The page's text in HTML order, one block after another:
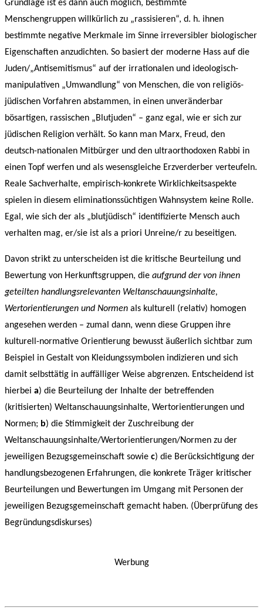
Grundlage ist es dann auch möglich, bestimmte
Menschengruppen willkürlich zu „rassisieren“, d. h. ihnen
bestimmte negative Merkmale im Sinne irreversibler biologischer
Eigenschaften anzudichten. So basiert der moderne Hass auf die
Juden/„Antisemitismus“ auf der irrationalen und ideologisch-
manipulativen „Umwandlung“ von Menschen, die von religiös-
jüdischen Vorfahren abstammen, in einen unveränderbar
bösartigen, rassischen „Blutjuden“ – ganz egal, wie er sich zur
jüdischen Religion verhält. So kann man Marx, Freud, den
deutsch-nationalen Mitbürger und den ultraorthodoxen Rabbi in
einen Topf werfen und als wesensgleiche Erzverderber verteufeln.
Reale Sachverhalte, empirisch-konkrete Wirklichkeitsaspekte
spielen in diesem eliminationssüchtigen Wahnsystem keine Rolle.
Egal, wie sich der als „blutjüdisch“ identifizierte Mensch auch
verhalten mag, er/sie ist als a priori Unreine/r zu beseitigen.
Davon strikt zu unterscheiden ist die kritische Beurteilung und
Bewertung von Herkunftsgruppen, die aufgrund der von ihnen
geteilten handlungsrelevanten Weltanschauungsinhalte,
Wertorientierungen und Normen als kulturell (relativ) homogen
angesehen werden – zumal dann, wenn diese Gruppen ihre
kulturell-normative Orientierung bewusst äußerlich sichtbar zum
Beispiel in Gestalt von Kleidungssymbolen indizieren und sich
damit selbsttätig in auffälliger Weise abgrenzen. Entscheidend ist
hierbei a) die Beurteilung der Inhalte der betreffenden
(kritisierten) Weltanschauungsinhalte, Wertorientierungen und
Normen; b) die Stimmigkeit der Zuschreibung der
Weltanschauungsinhalte/Wertorientierungen/Normen zu der
jeweiligen Bezugsgemeinschaft sowie c) die Berücksichtigung der
handlungsbezogenen Erfahrungen, die konkrete Träger kritischer
Beurteilungen und Bewertungen im Umgang mit Personen der
jeweiligen Bezugsgemeinschaft gemacht haben. (Überprüfung des
Begründungsdiskurses)
Werbung